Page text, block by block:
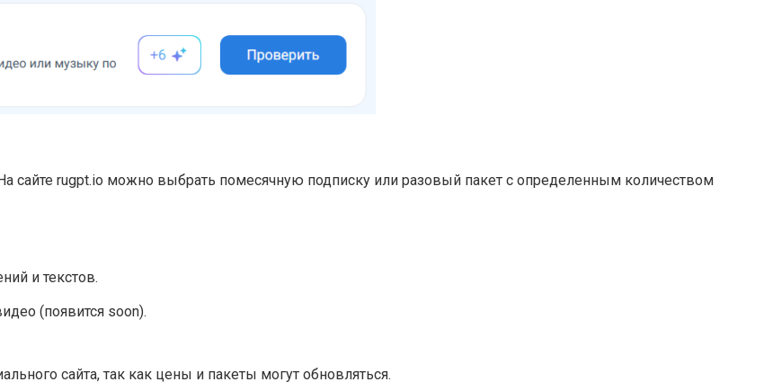
сайте rugpt.io можно выбрать помесячную подписку или разовый пакет с определенным количеством
и текстов.
(появится soon).
сайта, так как цены и пакеты могут обновляться.